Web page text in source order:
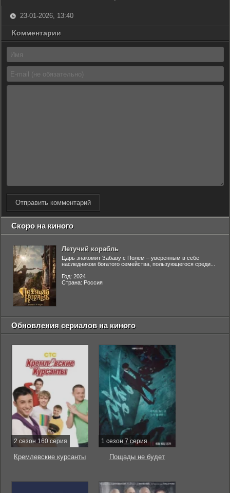
23-01-2026, 13:40
Комментарии
Отправить комментарий
Скоро на киного
Летучий корабль
Царь знакомит Забаву с Полем – уверенным в себе
наследником богатого семейства, пользующегося среди...
Год: 2024
Страна: Россия
Обновления сериалов на киного
2 сезон 160 серия
Кремлевские курсанты
1 сезон 7 серия
Пощады не будет